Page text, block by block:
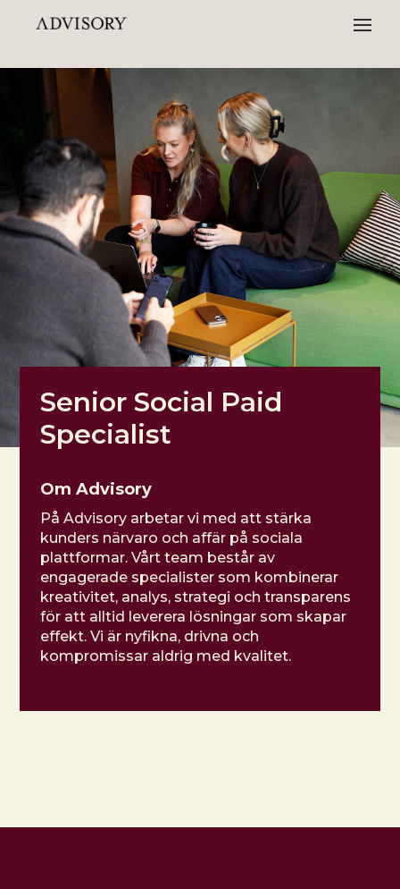
Senior Social Paid
Specialist
Om Advisory
På Advisory arbetar vi med att stärka
kunders närvaro och affär på sociala
plattformar. Vårt team består av
engagerade specialister som kombinerar
kreativitet, analys, strategi och transparens
för att alltid leverera lösningar som skapar
effekt. Vi är nyfikna, drivna och
kompromissar aldrig med kvalitet.